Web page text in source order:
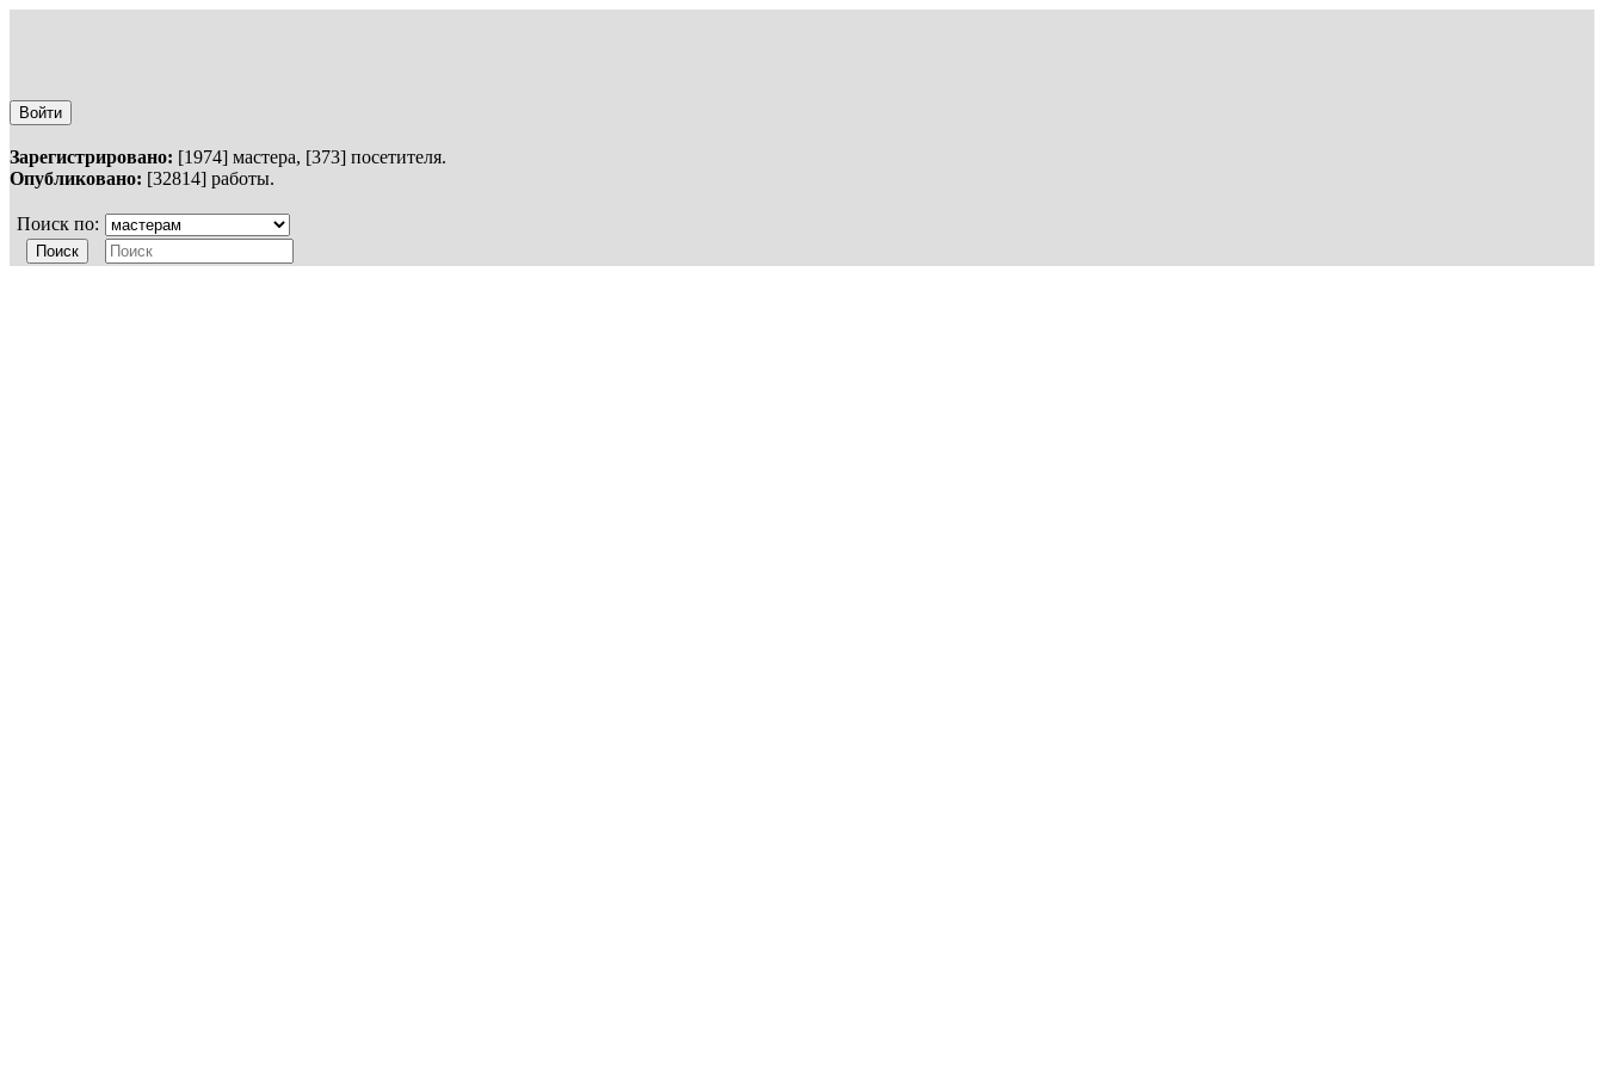
Войти
Зарегистрировано: [1974] мастера, [373] посетителя.
Опубликовано: [32814] работы.
Поиск по: